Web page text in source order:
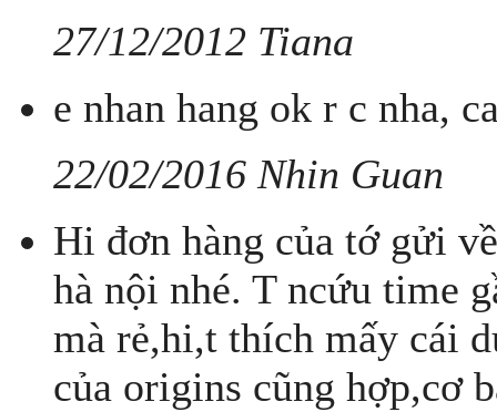
27/12/2012 Tiana
e nhan hang ok r c nha,
22/02/2016 Nhin Guan
Hi đơn hàng của tớ gửi
hà nội nhé. T ncứu time
mà rẻ,hi,t thích mấy cái
của origins cũng hợp,cơ